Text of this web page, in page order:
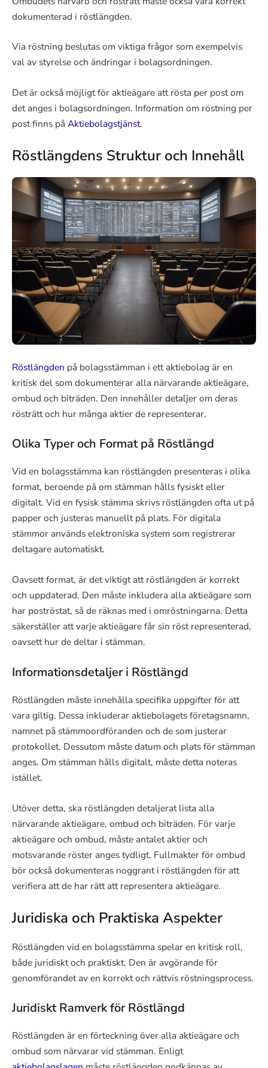
dokumenterad i röstlängden.
Via röstning beslutas om viktiga frågor som exempelvis
val av styrelse och ändringar i bolagsordningen.
Det är också möjligt för aktieägare att rösta per post om
det anges i bolagsordningen. Information om röstning per
post finns på Aktiebolagstjänst.
Röstlängdens Struktur och Innehåll
Röstlängden på bolagsstämman i ett aktiebolag är en
kritisk del som dokumenterar alla närvarande aktieägare,
ombud och biträden. Den innehåller detaljer om deras
rösträtt och hur många aktier de representerar.
Olika Typer och Format på Röstlängd
Vid en bolagsstämma kan röstlängden presenteras i olika
format, beroende på om stämman hålls fysiskt eller
digitalt. Vid en fysisk stämma skrivs röstlängden ofta ut på
papper och justeras manuellt på plats. För digitala
stämmor används elektroniska system som registrerar
deltagare automatiskt.
Oavsett format, är det viktigt att röstlängden är korrekt
och uppdaterad. Den måste inkludera alla aktieägare som
har poströstat, så de räknas med i omröstningarna. Detta
säkerställer att varje aktieägare får sin röst representerad,
oavsett hur de deltar i stämman.
Informationsdetaljer i Röstlängd
Röstlängden måste innehålla specifika uppgifter för att
vara giltig. Dessa inkluderar aktiebolagets företagsnamn,
namnet på stämmoordföranden och de som justerar
protokollet. Dessutom måste datum och plats för stämman
anges. Om stämman hålls digitalt, måste detta noteras
istället.
Utöver detta, ska röstlängden detaljerat lista alla
närvarande aktieägare, ombud och biträden. För varje
aktieägare och ombud, måste antalet aktier och
motsvarande röster anges tydligt. Fullmakter för ombud
bör också dokumenteras noggrant i röstlängden för att
verifiera att de har rätt att representera aktieägare.
Juridiska och Praktiska Aspekter
Röstlängden vid en bolagsstämma spelar en kritisk roll,
både juridiskt och praktiskt. Den är avgörande för
genomförandet av en korrekt och rättvis röstningsprocess.
Juridiskt Ramverk för Röstlängd
Röstlängden är en förteckning över alla aktieägare och
ombud som närvarar vid stämman. Enligt